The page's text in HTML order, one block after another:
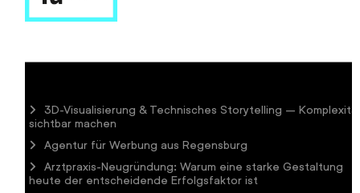
3D-Visualisierung & Technisches Storytelling –
sichtbar machen
Agentur für Werbung aus Regensburg
Arztpraxis-Neugründung: Warum eine starke Gestaltung
heute der entscheidende Erfolgsfaktor ist